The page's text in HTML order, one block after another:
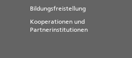
Bildungsfreistellung
Kooperationen und
Partnerinstitutionen